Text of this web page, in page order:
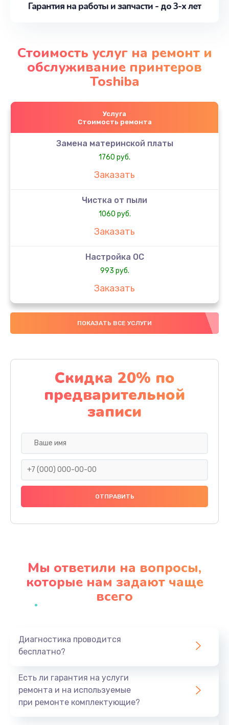
Гарантия на работы и запчасти - до 3-х лет
Стоимость услуг на ремонт и
обслуживание принтеров
Toshiba
Услуга
Стоимость ремонта
Замена материнской платы
1760 руб.
Заказать
Чистка от пыли
1060 руб.
Заказать
Настройка ОС
993 руб.
Заказать
Ремонт подсветки
1200 руб.
Настройка BIOS
995 руб.
Заказать
Ремонт разъема питания
1090 руб.
Заказать
Ремонт цепей питания
Замена жесткого диска
Заказать
ПОКАЗАТЬ ВСЕ УСЛУГИ
Скидка 20% по
предварительной
записи
Мы ответили на вопросы,
которые нам задают чаще
всего
Диагностика проводится
бесплатно?
Есть ли гарантия на услуги
ремонта и на используемые
при ремонте комплектующие?